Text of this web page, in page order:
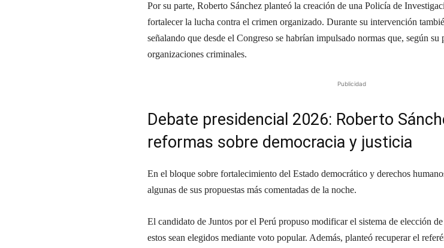
Por su parte, Roberto Sánchez planteó la creación de una Policía de
fortalecer la lucha contra el crimen organizado. Durante su intervención
señalando que desde el Congreso se habrían impulsado normas que, según
organizaciones criminales.
Publicidad
Debate presidencial 2026: Roberto
reformas sobre democracia y justicia
En el bloque sobre fortalecimiento del Estado democrático y derechos
algunas de sus propuestas más comentadas de la noche.
El candidato de Juntos por el Perú propuso modificar el sistema de elección
estos sean elegidos mediante voto popular. Además, planteó recuperar el